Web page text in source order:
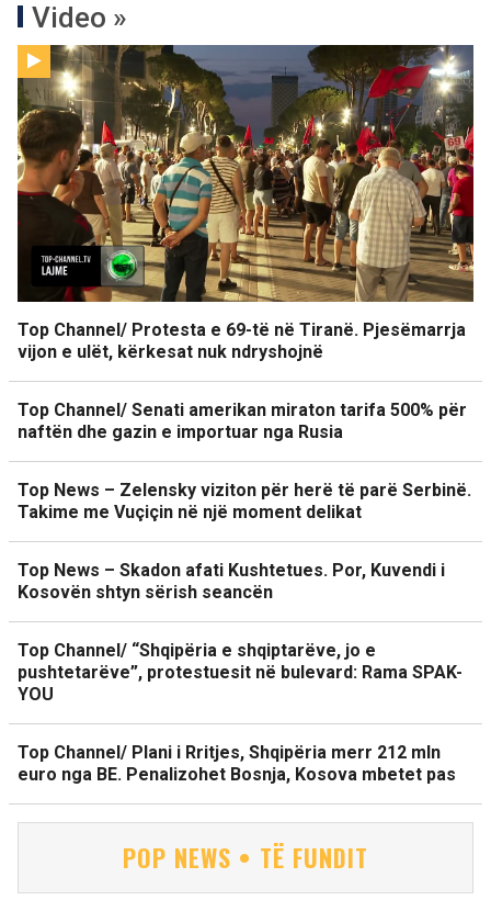
Video »
Top Channel/ Protesta e 69-të në Tiranë. Pjesëmarrja
vijon e ulët, kërkesat nuk ndryshojnë
Top Channel/ Senati amerikan miraton tarifa 500% për
naftën dhe gazin e importuar nga Rusia
Top News – Zelensky viziton për herë të parë Serbinë.
Takime me Vuçiçin në një moment delikat
Top News – Skadon afati Kushtetues. Por, Kuvendi i
Kosovën shtyn sërish seancën
Top Channel/ “Shqipëria e shqiptarëve, jo e
pushtetarëve”, protestuesit në bulevard: Rama SPAK-
YOU
Top Channel/ Plani i Rritjes, Shqipëria merr 212 mln
euro nga BE. Penalizohet Bosnja, Kosova mbetet pas
POP NEWS • TË FUNDIT